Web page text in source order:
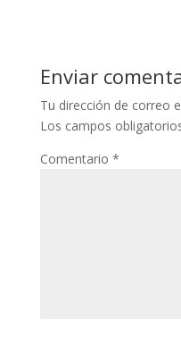
Enviar
Tu dirección de correo
Los campos
Comentario *